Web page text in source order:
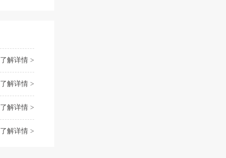
了解详情 >
了解详情 >
了解详情 >
了解详情 >